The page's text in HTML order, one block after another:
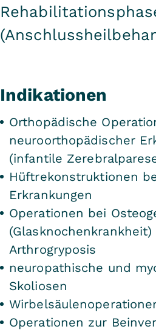
Indikationen
Orthopädische
neuroorthopädischer
(infantile
Hüftrekonstruktionen
Erkrankungen
Operationen bei
(Glasknochenkrankheit)
Arthrogryposis
neuropathische und
Skoliosen
Operationen zur